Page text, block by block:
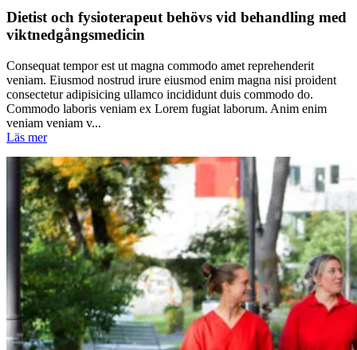
Dietist och fysioterapeut behövs vid behandling med
viktnedgångsmedicin
Consequat tempor est ut magna commodo amet reprehenderit
veniam. Eiusmod nostrud irure eiusmod enim magna nisi proident
consectetur adipisicing ullamco incididunt duis commodo do.
Commodo laboris veniam ex Lorem fugiat laborum. Anim enim
veniam veniam v...
Läs mer